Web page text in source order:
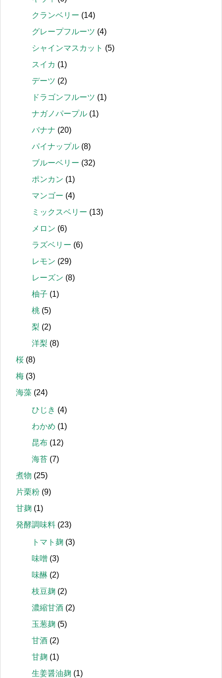
クランベリー (14)
グレープフルーツ (4)
シャインマスカット (5)
スイカ (1)
デーツ (2)
ドラゴンフルーツ (1)
ナガノパープル (1)
バナナ (20)
パイナップル (8)
ブルーベリー (32)
ポンカン (1)
マンゴー (4)
ミックスベリー (13)
メロン (6)
ラズベリー (6)
レモン (29)
レーズン (8)
柚子 (1)
桃 (5)
梨 (2)
洋梨 (8)
桜 (8)
梅 (3)
海藻 (24)
ひじき (4)
わかめ (1)
昆布 (12)
海苔 (7)
煮物 (25)
片栗粉 (9)
甘麹 (1)
発酵調味料 (23)
トマト麹 (3)
味噌 (3)
味醂 (2)
枝豆麹 (2)
濃縮甘酒 (2)
玉葱麹 (5)
甘酒 (2)
甘麹 (1)
生姜醤油麹 (1)